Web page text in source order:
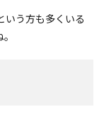
いう方も多くいる